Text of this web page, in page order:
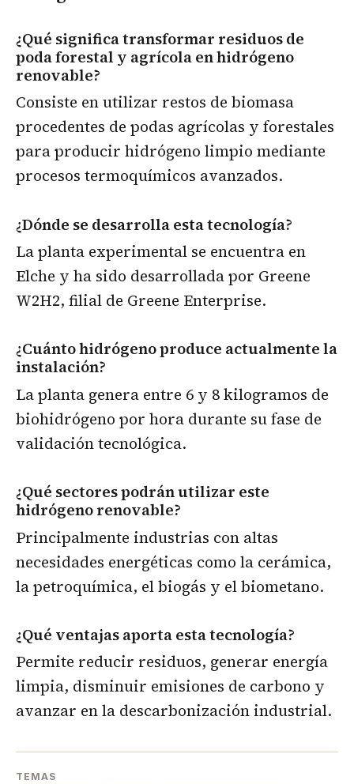
¿Qué significa transformar residuos de
poda forestal y agrícola en hidrógeno
renovable?
Consiste en utilizar restos de biomasa
procedentes de podas agrícolas y forestales
para producir hidrógeno limpio mediante
procesos termoquímicos avanzados.
¿Dónde se desarrolla esta tecnología?
La planta experimental se encuentra en
Elche y ha sido desarrollada por Greene
W2H2, filial de Greene Enterprise.
¿Cuánto hidrógeno produce actualmente la
instalación?
La planta genera entre 6 y 8 kilogramos de
biohidrógeno por hora durante su fase de
validación tecnológica.
¿Qué sectores podrán utilizar este
hidrógeno renovable?
Principalmente industrias con altas
necesidades energéticas como la cerámica,
la petroquímica, el biogás y el biometano.
¿Qué ventajas aporta esta tecnología?
Permite reducir residuos, generar energía
limpia, disminuir emisiones de carbono y
avanzar en la descarbonización industrial.
TEMAS